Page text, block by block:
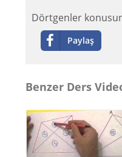
Dörtgenler
Paylaş
Benzer Ders